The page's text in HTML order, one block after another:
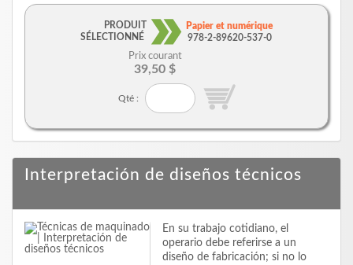
PRODUIT
SÉLECTIONNÉ
Papier et numérique
978-2-89620-537-0
Prix courant
39,50 $
Qté :
Interpretación de diseños técnicos
En su trabajo cotidiano, el
operario debe referirse a un
diseño de fabricación; si no lo